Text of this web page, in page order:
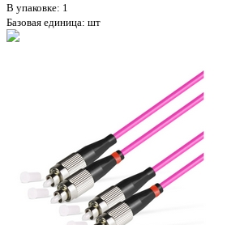
В упаковке: 1
Базовая единица: шт